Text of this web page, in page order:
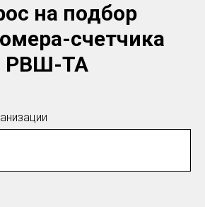
на подбор
счетчика
РВШ-ТА